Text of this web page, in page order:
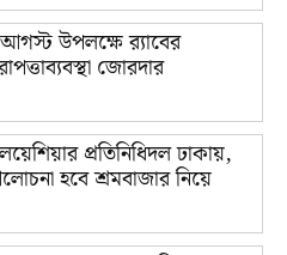
উপলক্ষে র‌্যাবের
জোরদার
প্রতিনিধিদল ঢাকায়,
হবে শ্রমবাজার নিয়ে